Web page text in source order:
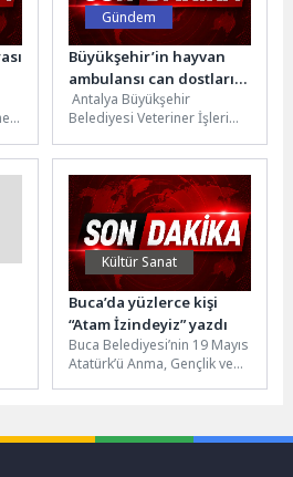
Gündem
Büyükşehir’in hayvan
ambulansı can dostların
imdadına yetişiyor
Antalya Büyükşehir
Belediyesi Veteriner İşleri
Hayvan Ambulansı ekipleri,
yaralı ve acil müdahale...
Kültür Sanat
Buca’da yüzlerce kişi
“Atam İzindeyiz” yazdı
Buca Belediyesi’nin 19 Mayıs
Atatürk’ü Anma, Gençlik ve